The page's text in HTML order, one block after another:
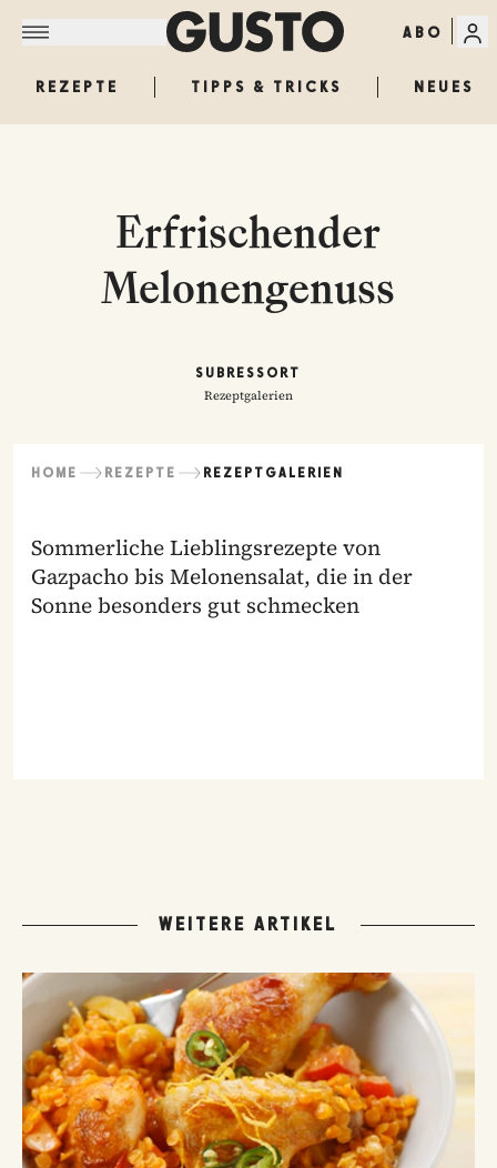
ABO
REZEPTE TIPPS & TRICKS NEUES
Erfrischender
Melonengenuss
SUBRESSORT
Rezeptgalerien
HOME REZEPTE REZEPTGALERIEN
Sommerliche Lieblingsrezepte von
Gazpacho bis Melonensalat, die in der
Sonne besonders gut schmecken
WEITERE ARTIKEL